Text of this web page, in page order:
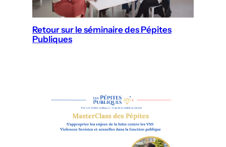
Retour sur le séminaire des Pépites
Publiques